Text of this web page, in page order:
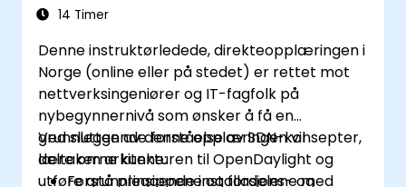
hjelp av OpenDaylight-kontrollere.
14 Timer
Denne instruktørledede, direkteopplæringen i
Norge (online eller på stedet) er rettet mot
nettverksingeniører og IT-fagfolk på
nybegynnernivå som ønsker å få en
grunnleggende forståelse av SDN-konsepter,
lære om arkitekturen til OpenDaylight og
utføre grunnleggende installasjons- og
Ved slutten av denne opplæringen vil
deltakerne kunne:
Forstå prinsippene og fordelene med